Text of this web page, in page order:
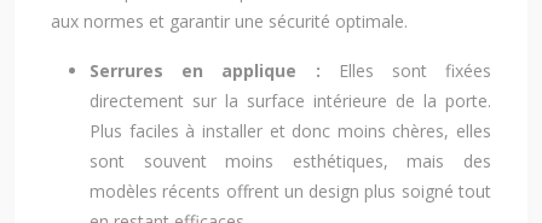
aux normes et garantir une sécurité optimale.
Serrures en applique :
Elles sont fixées
directement sur la surface intérieure de la porte.
Plus faciles à installer et donc moins chères, elles
sont souvent moins esthétiques, mais des
modèles récents offrent un design plus soigné tout